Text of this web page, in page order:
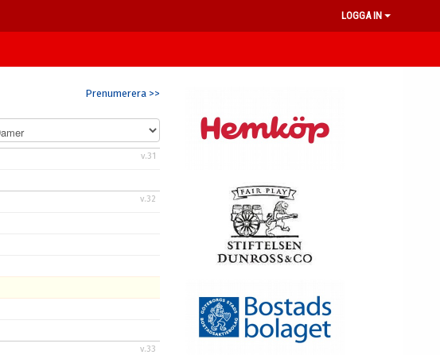
LOGGA IN
Prenumerera >>
v.31
v.32
v.33